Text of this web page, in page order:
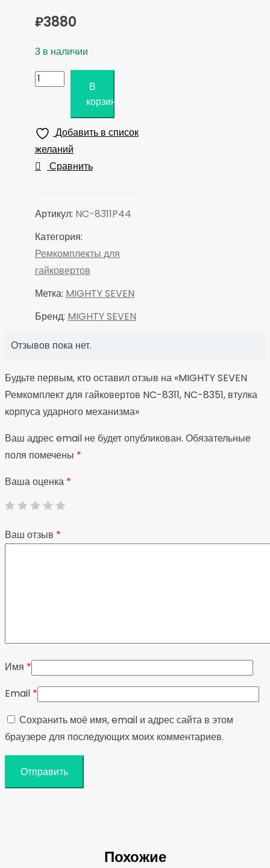
₽3880
3 в наличии
Количество
SEVEN
Ремкомплект
для
8311,
втулка
корпуса
ударного
механизма
В
корзину
Добавить в список
желаний
Сравнить
Артикул: NC-8311P44
Категория:
Ремкомплекты для
гайковертов
Метка: MIGHTY SEVEN
Бренд: MIGHTY SEVEN
Отзывов пока нет.
Будьте первым, кто оставил отзыв на «MIGHTY SEVEN
Ремкомплект для гайковертов NC-8311, NC-8351, втулка
корпуса ударного механизма»
Ваш адрес email не будет опубликован. Обязательные
поля помечены *
Ваша оценка *
Ваш отзыв *
Имя *
Email *
Сохранить моё имя, email и адрес сайта в этом
браузере для последующих моих комментариев.
Похожие